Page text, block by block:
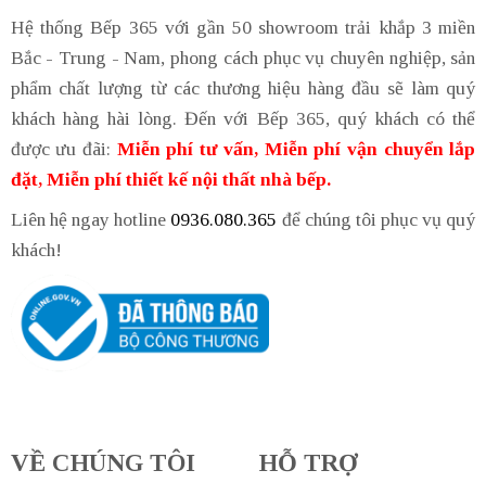
Hệ thống Bếp 365 với gần 50 showroom trải khắp 3 miền
Bắc - Trung - Nam, phong cách phục vụ chuyên nghiệp, sản
phẩm chất lượng từ các thương hiệu hàng đầu sẽ làm quý
khách hàng hài lòng. Đến với Bếp 365, quý khách có thể
được ưu đãi: Miễn phí tư vấn, Miễn phí vận chuyển lắp
đặt, Miễn phí thiết kế nội thất nhà bếp.
Liên hệ ngay hotline 0936.080.365 để chúng tôi phục vụ quý
khách!
VỀ CHÚNG TÔI HỖ TRỢ